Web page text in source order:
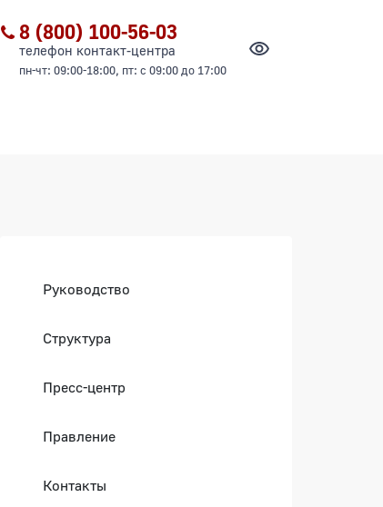
8 (800) 100-56-03
телефон контакт-центра
пн-чт: 09:00-18:00, пт: с 09:00 до 17:00
Руководство
Структура
Пресс-центр
Правление
Контакты